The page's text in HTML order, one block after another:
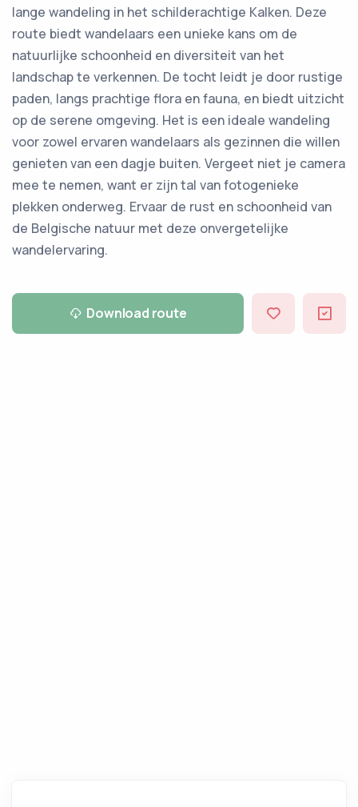
lange wandeling in het schilderachtige Kalken. Deze
route biedt wandelaars een unieke kans om de
natuurlijke schoonheid en diversiteit van het
landschap te verkennen. De tocht leidt je door rustige
paden, langs prachtige flora en fauna, en biedt uitzicht
op de serene omgeving. Het is een ideale wandeling
voor zowel ervaren wandelaars als gezinnen die willen
genieten van een dagje buiten. Vergeet niet je camera
mee te nemen, want er zijn tal van fotogenieke
plekken onderweg. Ervaar de rust en schoonheid van
de Belgische natuur met deze onvergetelijke
wandelervaring.
Download route